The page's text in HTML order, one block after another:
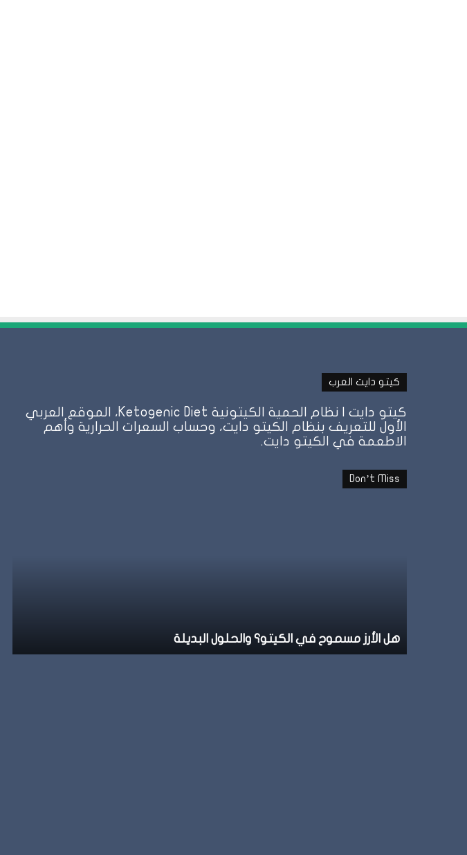
كيتو دايت العرب
كيتو دايت | نظام الحمية الكيتونية Ketogenic Diet، الموقع العربي
الأول للتعريف بنظام الكيتو دايت، وحساب السعرات الحرارية وأهم
الاطعمة في الكيتو دايت.
Don’t Miss
هل الأرز مسموح في الكيتو؟ والحلول البديلة